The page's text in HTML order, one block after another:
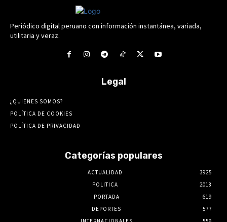
Periódico digital peruano con información instantánea, variada,
utilitaria y veraz.
Legal
¿QUIENES SOMOS?
POLÍTICA DE COOKIES
POLÍTICA DE PRIVACIDAD
Categorías populares
ACTUALIDAD
3925
POLITICA
2018
PORTADA
619
DEPORTES
577